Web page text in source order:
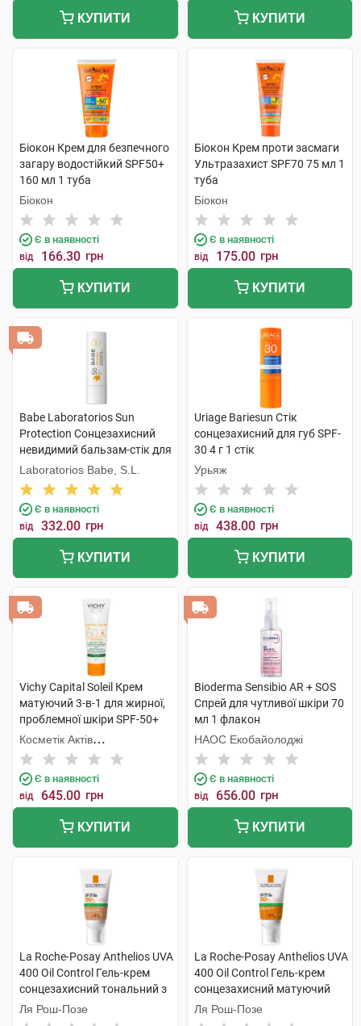
КУПИТИ КУПИТИ
Біокон Крем для безпечного
загару водостійкий SPF50+
160 мл 1 туба
Біокон
Є в наявності
від 166.30 грн
КУПИТИ
Біокон Крем проти засмаги
Ультразахист SPF70 75 мл 1
туба
Біокон
Є в наявності
від 175.00 грн
КУПИТИ
Babe Laboratorios Sun
Protection Сонцезахисний
невидимий бальзам-стік для
губ SPF50 4 г 1 шт
Laboratorios Babe, S.L.
Є в наявності
від 332.00 грн
КУПИТИ
Uriage Bariesun Стік
сонцезахисний для губ SPF-
30 4 г 1 стік
Урьяж
Є в наявності
від 438.00 грн
КУПИТИ
Vichy Capital Soleil Крем
матуючий 3-в-1 для жирної,
проблемної шкіри SPF-50+
50 мл 1 туба
Косметік Актів
Інтернаціональ
Є в наявності
від 645.00 грн
КУПИТИ
Bioderma Sensibio АR + SOS
Спрей для чутливої шкіри 70
мл 1 флакон
НАОС Екобайолоджі
Є в наявності
від 656.00 грн
КУПИТИ
La Roche-Posay Anthelios UVA
400 Oil Control Гель-крем
сонцезахисний тональний з
матуючим ефектом SPF50+
50 мл 1 туба
Ля Рош-Позе
La Roche-Posay Anthelios UVA
400 Oil Control Гель-крем
сонцезахисний матуючий
для обличчя SPF50+ 50 мл 1
туба
Ля Рош-Позе